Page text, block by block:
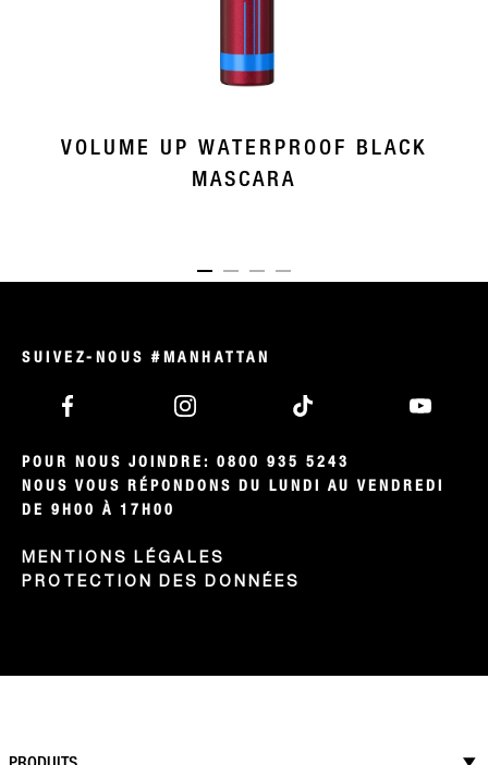
VOLUME UP WATERPROOF BLACK
MASCARA
ITEM 01 (CURRENT SLIDE)
ITEM 02ITEM 03ITEM 04
SUIVEZ-NOUS #MANHATTAN
POUR NOUS JOINDRE: 0800 935 5243
NOUS VOUS RÉPONDONS DU LUNDI AU VENDREDI
DE 9H00 À 17H00
MENTIONS LÉGALES
PROTECTION DES DONNÉES